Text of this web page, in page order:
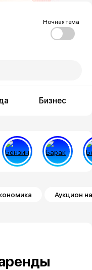
Ночная тема
Бизнес
Аукцион